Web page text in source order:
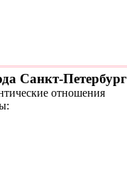
Санкт-
отношения